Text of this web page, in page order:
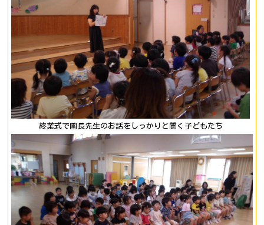
終業式で園長先生のお話をしっかりと聞く子どもたち